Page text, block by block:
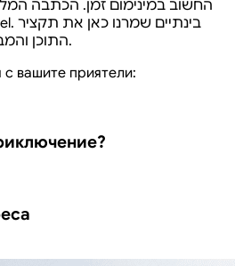
החשוב במינימום זמן. הכתבה
התוכן והמבנה שנדרש לעיצוב החדש.
вашите приятели: